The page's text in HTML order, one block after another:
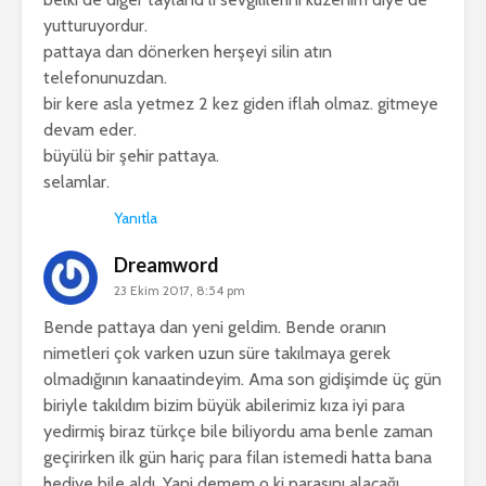
yutturuyordur.
pattaya dan dönerken herşeyi silin atın
telefonunuzdan.
bir kere asla yetmez 2 kez giden iflah olmaz. gitmeye
devam eder.
büyülü bir şehir pattaya.
selamlar.
Yanıtla
Dreamword
23 Ekim 2017, 8:54 pm
Bende pattaya dan yeni geldim. Bende oranın
nimetleri çok varken uzun süre takılmaya gerek
olmadığının kanaatindeyim. Ama son gidişimde üç gün
biriyle takıldım bizim büyük abilerimiz kıza iyi para
yedirmiş biraz türkçe bile biliyordu ama benle zaman
geçirirken ilk gün hariç para filan istemedi hatta bana